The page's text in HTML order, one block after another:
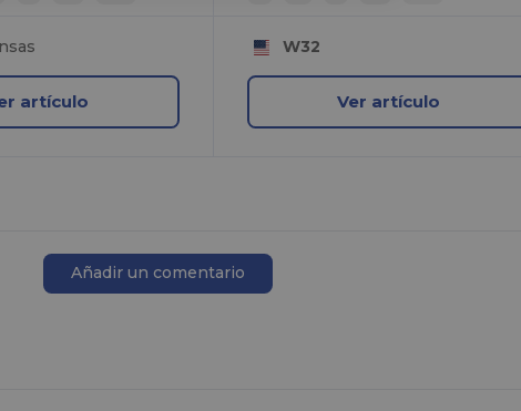
artículo
W32
Ver artículo
Añadir un comentario